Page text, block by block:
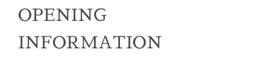
OPENING
INFORMATION